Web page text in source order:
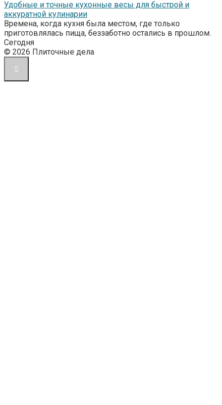
Удобные и точные кухонные весы для быстрой и
аккуратной кулинарии
Времена, когда кухня была местом, где только
приготовлялась пища, беззаботно остались в прошлом.
Сегодня
© 2026 Плиточные дела